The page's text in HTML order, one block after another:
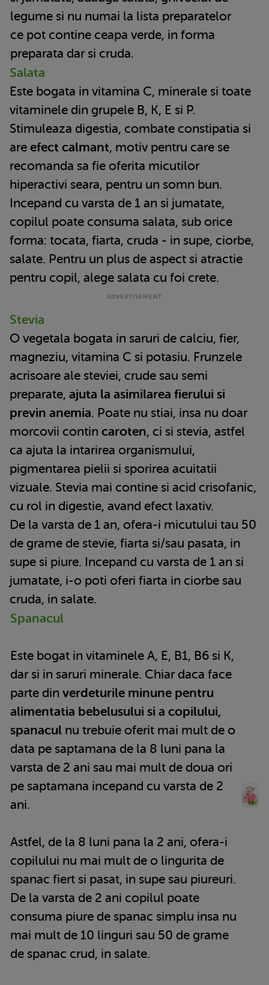
legume si nu numai la lista preparatelor
ce pot contine ceapa verde, in forma
preparata dar si cruda.
Salata
Este bogata in vitamina C, minerale si toate
vitaminele din grupele B, K, E si P.
Stimuleaza digestia, combate constipatia si
are efect calmant, motiv pentru care se
recomanda sa fie oferita micutilor
hiperactivi seara, pentru un somn bun.
Incepand cu varsta de 1 an si jumatate,
copilul poate consuma salata, sub orice
forma: tocata, fiarta, cruda - in supe, ciorbe,
salate. Pentru un plus de aspect si atractie
pentru copil, alege salata cu foi crete.
Stevia
O vegetala bogata in saruri de calciu, fier,
magneziu, vitamina C si potasiu. Frunzele
acrisoare ale steviei, crude sau semi
preparate, ajuta la asimilarea fierului si
previn anemia. Poate nu stiai, insa nu doar
morcovii contin caroten, ci si stevia, astfel
ca ajuta la intarirea organismului,
pigmentarea pielii si sporirea acuitatii
vizuale. Stevia mai contine si acid crisofanic,
cu rol in digestie, avand efect laxativ.
De la varsta de 1 an, ofera-i micutului tau 50
de grame de stevie, fiarta si/sau pasata, in
supe si piure. Incepand cu varsta de 1 an si
jumatate, i-o poti oferi fiarta in ciorbe sau
cruda, in salate.
Spanacul
Este bogat in vitaminele A, E, B1, B6 si K,
dar si in saruri minerale. Chiar daca face
parte din verdeturile minune pentru
alimentatia bebelusului si a copilului,
spanacul nu trebuie oferit mai mult de o
data pe saptamana de la 8 luni pana la
varsta de 2 ani sau mai mult de doua ori
pe saptamana incepand cu varsta de 2
ani.
Astfel, de la 8 luni pana la 2 ani, ofera-i
copilului nu mai mult de o lingurita de
spanac fiert si pasat, in supe sau piureuri.
De la varsta de 2 ani copilul poate
consuma piure de spanac simplu insa nu
mai mult de 10 linguri sau 50 de grame
de spanac crud, in salate.